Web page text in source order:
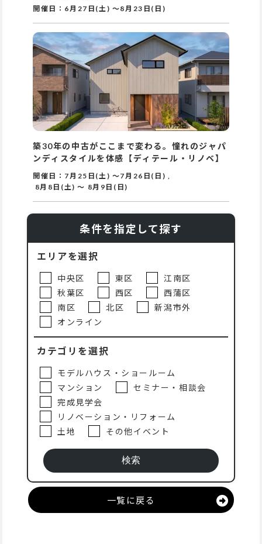
開催日： 6月27日(土) ～8月23日(日)
築30年の中古がここまで変わる。憧れのジャパ
ンディスタイルを体感【ディテール・リノベ】
開催日： 7月25日(土) ～7月26日(日)
8月8日(土) ～ 8月9日(日)
条件を指定して探す
エリアを選択
中央区 東区
江南区
秋葉区
西区
西蒲区
南区
北区
新潟市外
オンライン
カテゴリを選択
モデルハウス・ショールーム
マンション
セミナー・相談会
完成見学会
リノベーション・リフォーム
土地
その他イベント
一覧に戻る